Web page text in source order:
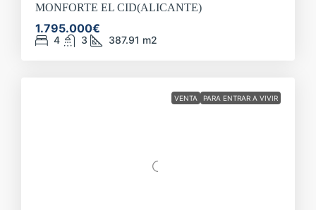
MONFORTE EL CID(ALICANTE)
1.795.000€
4 3 387.91 m2
VENTA PARA ENTRAR A VIVIR